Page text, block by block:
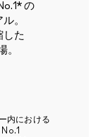
の
。
した
。
内における